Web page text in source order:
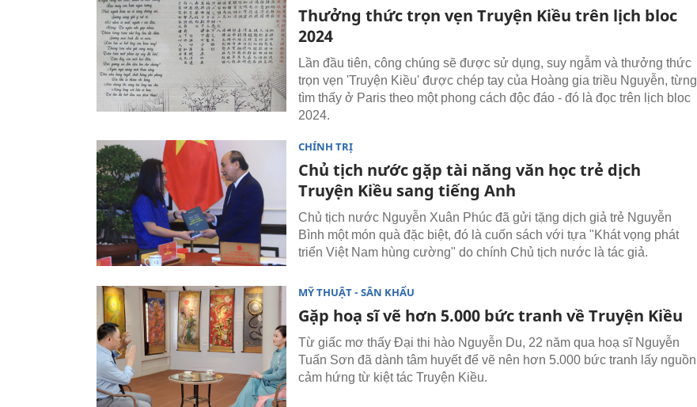
Thưởng thức trọn vẹn Truyện Kiều trên lịch bloc
2024
Lần đầu tiên, công chúng sẽ được sử dụng, suy ngẫm và thưởng thức
trọn vẹn 'Truyện Kiều' được chép tay của Hoàng gia triều Nguyễn, từng
tìm thấy ở Paris theo một phong cách độc đáo - đó là đọc trên lịch bloc
2024.
CHÍNH TRỊ
Chủ tịch nước gặp tài năng văn học trẻ dịch
Truyện Kiều sang tiếng Anh
Chủ tịch nước Nguyễn Xuân Phúc đã gửi tặng dịch giả trẻ Nguyễn
Bình một món quà đặc biệt, đó là cuốn sách với tựa "Khát vọng phát
triển Việt Nam hùng cường" do chính Chủ tịch nước là tác giả.
MỸ THUẬT - SÂN KHẤU
Gặp hoạ sĩ vẽ hơn 5.000 bức tranh về Truyện Kiều
Từ giấc mơ thấy Đại thi hào Nguyễn Du, 22 năm qua hoạ sĩ Nguyễn
Tuấn Sơn đã dành tâm huyết để vẽ nên hơn 5.000 bức tranh lấy nguồn
cảm hứng từ kiệt tác Truyện Kiều.